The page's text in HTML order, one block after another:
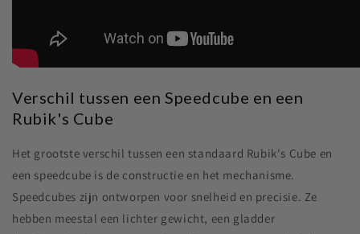
Verschil tussen een Speedcube en een
Rubik's Cube
Het grootste verschil tussen een standaard Rubik's Cube en
een speedcube is de constructie en het mechanisme.
Speedcubes zijn ontworpen voor snelheid en precisie. Ze
hebben meestal een lichter gewicht, een gladder